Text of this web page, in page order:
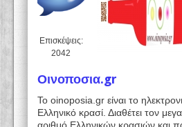
Επισκέψεις:
2042
Οινοποσια.gr
To oinoposia.gr είναι το
Ελληνικό κρασί. Διαθέτει τον